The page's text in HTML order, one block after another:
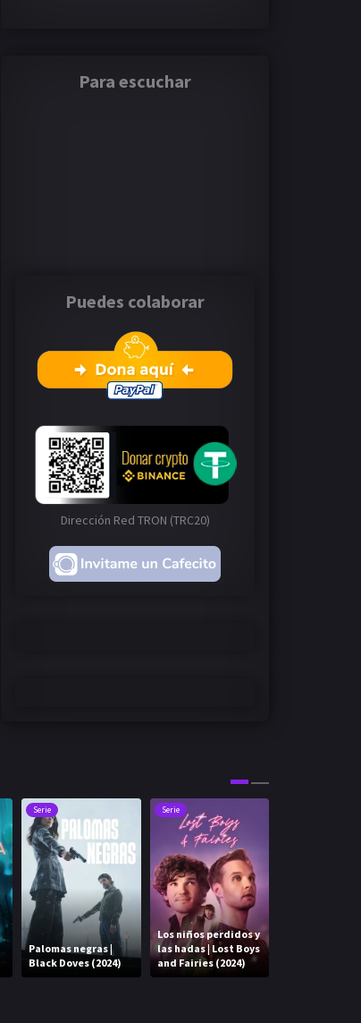
Para escuchar
Puedes colaborar
Dirección Red TRON (TRC20)
Serie
Palomas negras |
Black Doves (2024)
Serie
Los niños perdidos y
las hadas | Lost Boys
and Fairies (2024)